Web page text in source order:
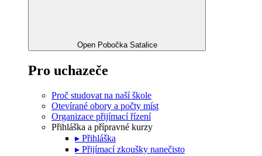
Open Pobočka Satalice
Pro uchazeče
Proč studovat na naší škole
Otevírané obory a počty míst
Organizace přijímací řízení
Přihláška a přípravné kurzy
▸ Přihláška
▸ Přijímací zkoušky nanečisto